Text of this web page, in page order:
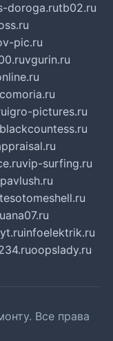
doroga.rutb02.ru
pic.ru
vgurin.ru
igro-pictures.ru
blackcountess.ru
vip-surfing.ru
tesotomeshell.ru
infoelektrik.ru
oopslady.ru
Все права